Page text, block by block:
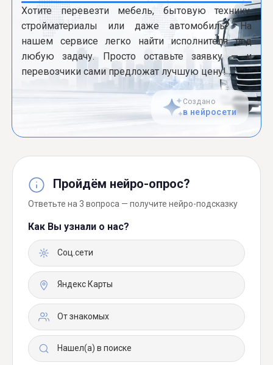
Хотите перевезти мебель, бытовую технику,
стройматериалы или даже автомобиль? На
нашем сервисе легко найти исполнителя под
любую задачу. Просто оставьте заявку — и
перевозчики сами предложат лучшую цену!
Создано
в нейросети
Пройдём нейро-опрос?
Ответьте на 3 вопроса — получите нейро-подсказку
Как Вы узнали о нас?
Соц.сети
Яндекс Карты
От знакомых
Нашел(а) в поиске